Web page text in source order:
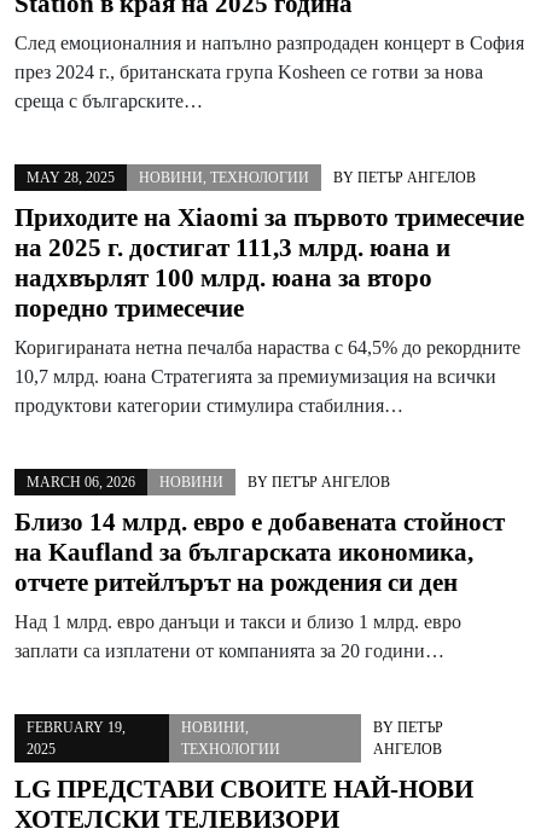
След емоционалния и напълно разпродаден концерт в София
през 2024 г., британската група Kosheen се готви за нова
среща с българските…
MAY 28, 2025 НОВИНИ ТЕХНОЛОГИИ BY ПЕТЪР АНГЕЛОВ
Приходите на Xiaomi за първото тримесечие
на 2025 г. достигат 111,3 млрд. юана и
надхвърлят 100 млрд. юана за второ
поредно тримесечие
Коригираната нетна печалба нараства с 64,5% до рекордните
10,7 млрд. юана Стратегията за премиумизация на всички
продуктови категории стимулира стабилния…
MARCH 06, 2026 НОВИНИ BY ПЕТЪР АНГЕЛОВ
Близо 14 млрд. евро e добавената стойност
на Kaufland за българската икономика,
отчете ритейлърът на рождения си ден
Над 1 млрд. евро данъци и такси и близо 1 млрд. евро
заплати са изплатени от компанията за 20 години…
FEBRUARY 19,
2025
НОВИНИ
ТЕХНОЛОГИИ
BYПЕТЪР
АНГЕЛОВ
LG ПРЕДСТАВИ СВОИТЕ НАЙ-НОВИ
ХОТЕЛСКИ ТЕЛЕВИЗОРИ